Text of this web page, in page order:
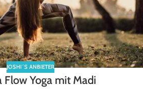
JOSHI´S ANBIETER
Flow Yoga mit Madi